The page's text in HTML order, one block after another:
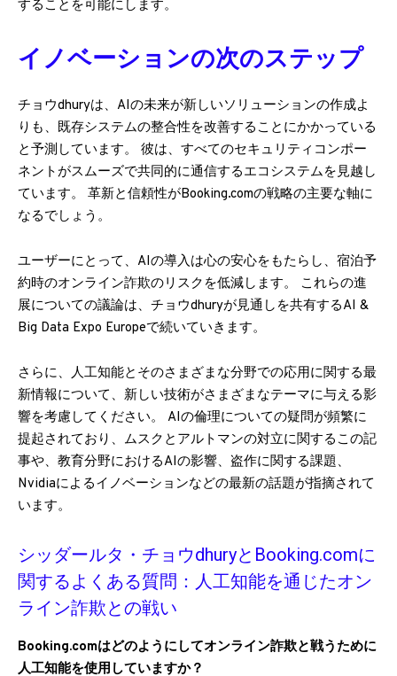
することを可能にします。
イノベーションの次のステップ
チョウdhuryは、AIの未来が新しいソリューションの作成よ
りも、既存システムの整合性を改善することにかかっている
と予測しています。 彼は、すべてのセキュリティコンポー
ネントがスムーズで共同的に通信するエコシステムを見越し
ています。 革新と信頼性がBooking.comの戦略の主要な軸に
なるでしょう。
ユーザーにとって、AIの導入は心の安心をもたらし、宿泊予
約時のオンライン詐欺のリスクを低減します。 これらの進
展についての議論は、チョウdhuryが見通しを共有するAI &
Big Data Expo Europeで続いていきます。
さらに、人工知能とそのさまざまな分野での応用に関する最
新情報について、新しい技術がさまざまなテーマに与える影
響を考慮してください。 AIの倫理についての疑問が頻繁に
提起されており、ムスクとアルトマンの対立に関するこの記
事や、教育分野におけるAIの影響、盗作に関する課題、
Nvidiaによるイノベーションなどの最新の話題が指摘されて
います。
シッダールタ・チョウdhuryとBooking.comに
関するよくある質問：人工知能を通じたオン
ライン詐欺との戦い
Booking.comはどのようにしてオンライン詐欺と戦うために
人工知能を使用していますか？